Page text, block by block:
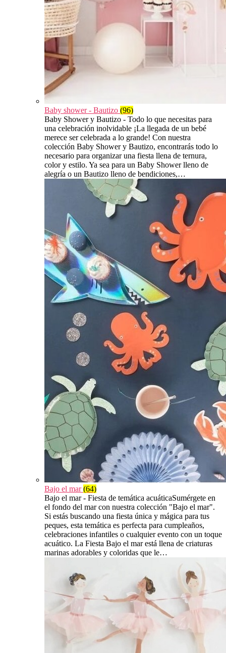
Baby shower - Bautizo (96)
Baby Shower y Bautizo - Todo lo que necesitas para
una celebración inolvidable ¡La llegada de un bebé
merece ser celebrada a lo grande! Con nuestra
colección Baby Shower y Bautizo, encontrarás todo lo
necesario para organizar una fiesta llena de ternura,
color y estilo. Ya sea para un Baby Shower lleno de
alegría o un Bautizo lleno de bendiciones,…
Bajo el mar(64)
Bajo el mar - Fiesta de temática acuáticaSumérgete en
el fondo del mar con nuestra colección "Bajo el mar".
Si estás buscando una fiesta única y mágica para tus
peques, esta temática es perfecta para cumpleaños,
celebraciones infantiles o cualquier evento con un toque
acuático. La Fiesta Bajo el mar está llena de criaturas
marinas adorables y coloridas que le…